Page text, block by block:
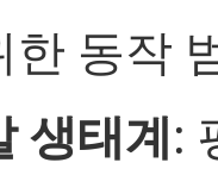
동작
생태계: